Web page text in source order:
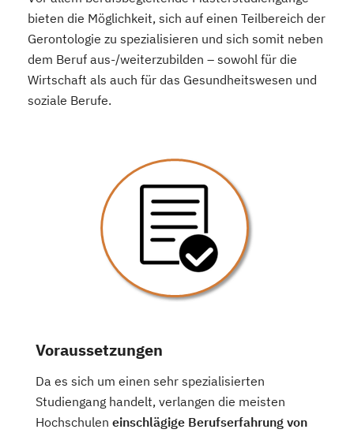
bieten die Möglichkeit, sich auf einen Teilbereich der
Gerontologie zu spezialisieren und sich somit neben
dem Beruf aus-/weiterzubilden – sowohl für die
Wirtschaft als auch für das Gesundheitswesen und
soziale Berufe.
Voraussetzungen
Da es sich um einen sehr spezialisierten
Studiengang handelt, verlangen die meisten
Hochschulen einschlägige Berufserfahrung von